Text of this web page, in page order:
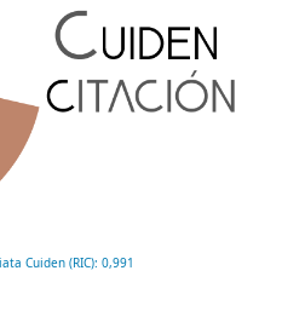
Cuiden (RIC): 0,991